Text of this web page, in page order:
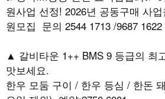
원사업 선정! 2026년 공동구매 사
원모집 문의 2544 1713 /9687 1622
▲ 갈비타운 1++ BMS 9 등급의 최
맛보세요.
한우 모둠 구이 / 한우 등심 / 한돈